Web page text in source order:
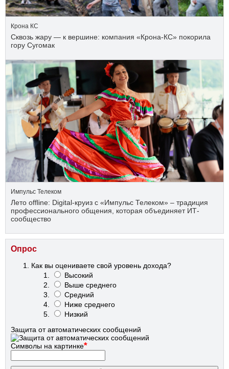
Крона КС
Сквозь жару — к вершине: компания «Крона‑КС» покорила
гору Сугомак
Импульс Телеком
Лето offline: Digital-круиз с «Импульс Телеком» – традиция
профессионального общения, которая объединяет ИТ-
сообщество
Опрос
Как вы оцениваете свой уровень дохода?
Высокий
Выше среднего
Средний
Ниже среднего
Низкий
Защита от автоматических сообщений
Символы на картинке*